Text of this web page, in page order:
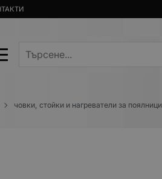
човки, стойки и нагреватели за поялници